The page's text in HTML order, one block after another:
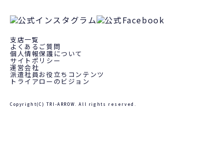
支店一覧
よくあるご質問
個人情報保護について
サイトポリシー
運営会社
派遣社員お役立ちコンテンツ
トライアローのビジョン
Copyright(C) TRI-ARROW. All rights reserved.